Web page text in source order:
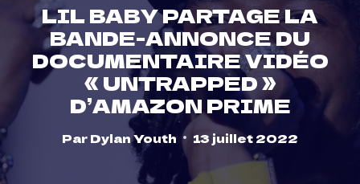
LIL BABY PARTAGE LA
BANDE-ANNONCE DU
DOCUMENTAIRE VIDÉO
« UNTRAPPED »
D’AMAZON PRIME
ParDylan Youth 13 juillet 2022